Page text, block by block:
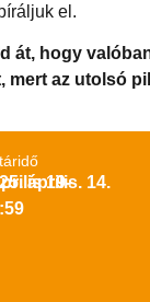
el.
át, hogy
mert az utolsó
19-
április. 14.